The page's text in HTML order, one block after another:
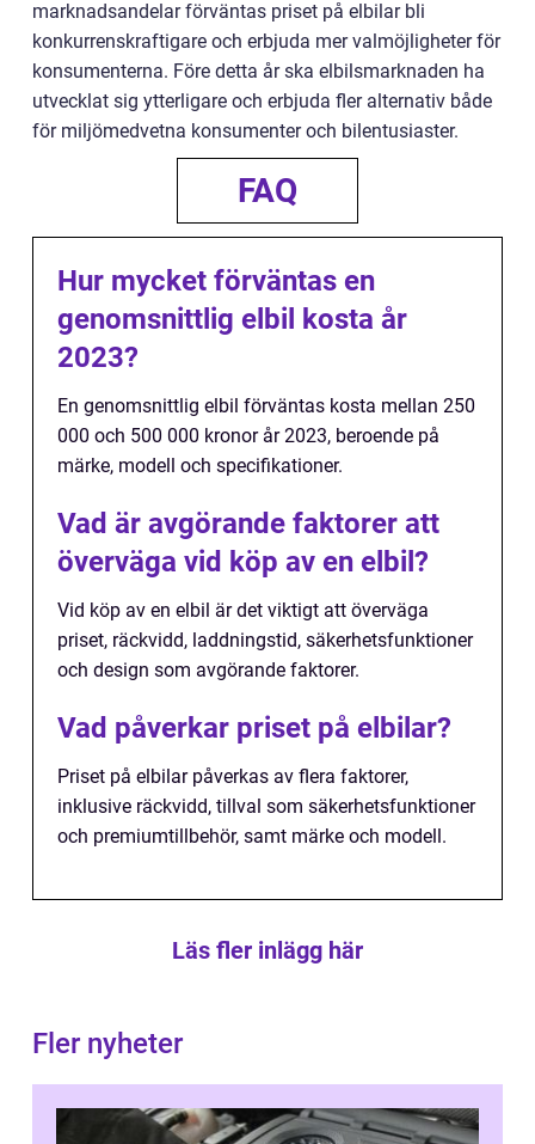
marknadsandelar förväntas priset på elbilar bli
konkurrenskraftigare och erbjuda mer valmöjligheter för
konsumenterna. Före detta år ska elbilsmarknaden ha
utvecklat sig ytterligare och erbjuda fler alternativ både
för miljömedvetna konsumenter och bilentusiaster.
FAQ
Hur mycket förväntas en
genomsnittlig elbil kosta år
2023?
En genomsnittlig elbil förväntas kosta mellan 250
000 och 500 000 kronor år 2023, beroende på
märke, modell och specifikationer.
Vad är avgörande faktorer att
överväga vid köp av en elbil?
Vid köp av en elbil är det viktigt att överväga
priset, räckvidd, laddningstid, säkerhetsfunktioner
och design som avgörande faktorer.
Vad påverkar priset på elbilar?
Priset på elbilar påverkas av flera faktorer,
inklusive räckvidd, tillval som säkerhetsfunktioner
och premiumtillbehör, samt märke och modell.
Läs fler inlägg här
Fler nyheter